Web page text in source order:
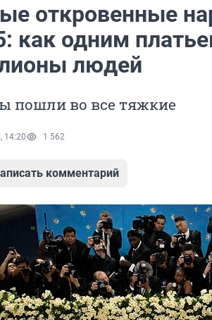
откровенные
как одним
людей
пошли во все тяжкие
14:20 1 562
комментарий